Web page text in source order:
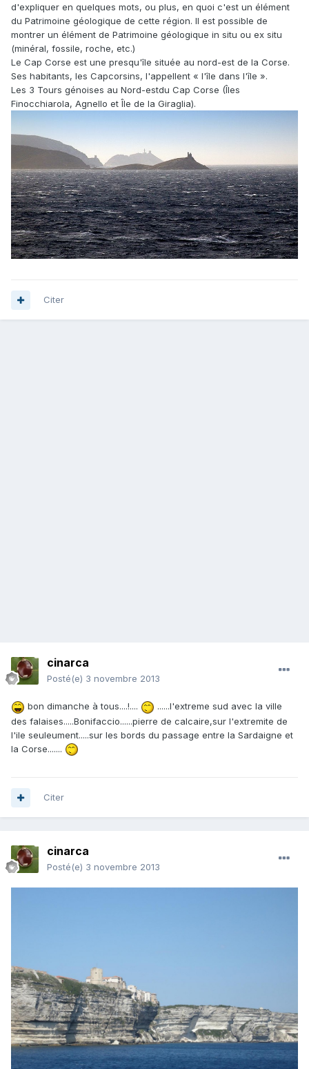
d'expliquer en quelques mots, ou plus, en quoi c'est un élément
du Patrimoine géologique de cette région. Il est possible de
montrer un élément de Patrimoine géologique in situ ou ex situ
(minéral, fossile, roche, etc.)
Le Cap Corse est une presqu'île située au nord-est de la Corse.
Ses habitants, les Capcorsins, l'appellent « l'île dans l'île ».
Les 3 Tours génoises au Nord-estdu Cap Corse (Îles
Finocchiarola, Agnello et Île de la Giraglia).
Citer
cinarca
Posté(e) 3 novembre 2013
bon dimanche à tous....!....
......l'extreme sud avec la ville
des falaises.....Bonifaccio......pierre de calcaire,sur l'extremite de
l'ile seuleument.....sur les bords du passage entre la Sardaigne et
la Corse.......
Citer
cinarca
Posté(e) 3 novembre 2013